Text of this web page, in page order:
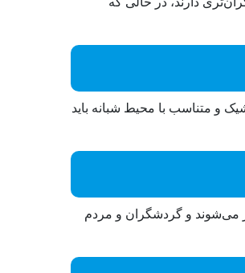
و متناسب با محیط شبانه باید
می‌شوند و گردشگران و مردم